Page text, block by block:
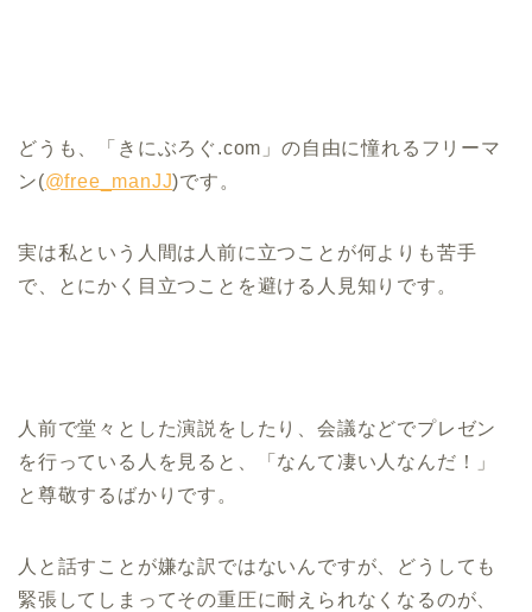
どうも、「きにぶろぐ.com」の自由に憧れるフリーマ
ン(@free_manJJ)です。
実は私という人間は人前に立つことが何よりも苦手
で、とにかく目立つことを避ける人見知りです。
人前で堂々とした演説をしたり、会議などでプレゼン
を行っている人を見ると、「なんて凄い人なんだ！」
と尊敬するばかりです。
人と話すことが嫌な訳ではないんですが、どうしても
緊張してしまってその重圧に耐えられなくなるのが、